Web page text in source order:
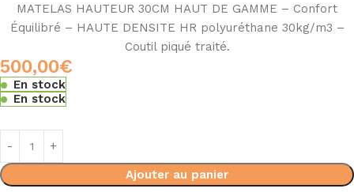
MATELAS HAUTEUR 30CM HAUT DE GAMME – Confort
Équilibré – HAUTE DENSITE HR polyuréthane 30kg/m3 –
Coutil piqué traité.
500,00€
En stock
En stock
Ajouter au panier